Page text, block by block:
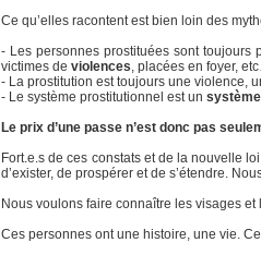
Ce qu’elles racontent est bien loin des
- Les personnes prostituées sont toujours
victimes de violences, placées en foyer,
- La prostitution est toujours une violence,
- Le système prostitutionnel est un
Le prix d’une passe n’est donc pas
Fort.e.s de ces constats et de la nouvelle
d’exister, de prospérer et de s’étendre.
Nous voulons faire connaître les visages
Ces personnes ont une histoire, une vie.